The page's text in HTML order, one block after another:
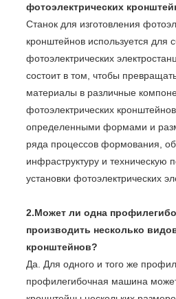
фотоэлектрических
Станок для изготовления
кронштейнов используется для
фотоэлектрических
состоит в том, чтобы
материалы в различные
фотоэлектрических
определенными формами и
ряда процессов формования,
инфраструктуру и техническую
установки фотоэлектрических
2.Может ли одна
производить несколько
кронштейнов?
Да. Для одного и того же
профилегибочная машина